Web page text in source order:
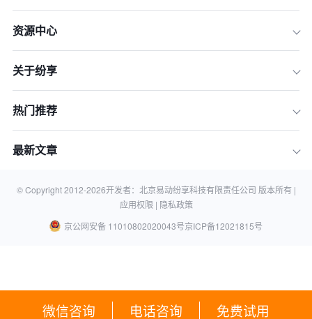
微信咨询 电话咨询 免费试用
资源中心
关于纷享
热门推荐
最新文章
© Copyright 2012-2026开发者：北京易动纷享科技有限责任公司 版本所有 |
应用权限 | 隐私政策
京公网安备 11010802020043号京ICP备12021815号